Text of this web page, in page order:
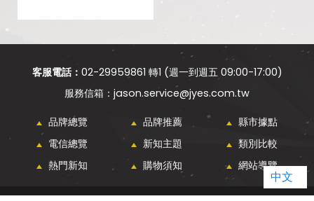
客服電話： 02-29959861 轉1 (週一到週五 09:00-17:00)
jason.service@jyes.com.tw
品牌總覽 品牌推薦
縣市據點
電信總覽
新知主題
類別比較
熱門新知
購物須知 網站導覽
中文